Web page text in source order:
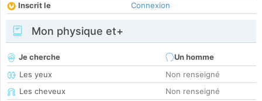
Inscrit le
Connexion
Mon physique et+
Je cherche
Un homme
Les yeux
Non renseigné
Les cheveux
Non renseigné